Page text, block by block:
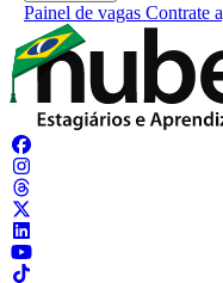
Painel de vagas Contrate